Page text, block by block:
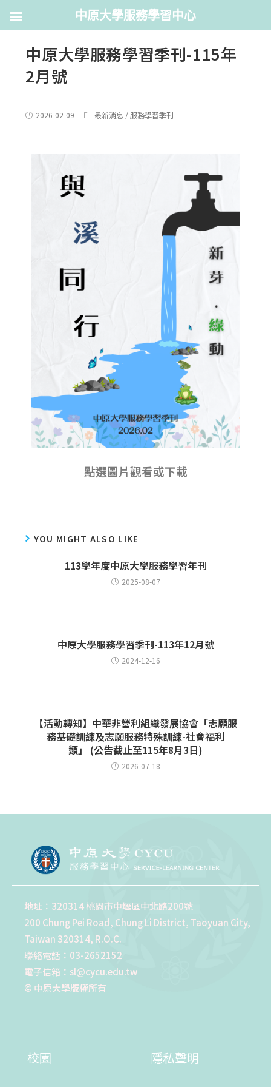
中原大學服務學習季刊-115年
2月號
2026-02-09 最新消息 / 服務學習季刊
點選圖片觀看或下載
YOU MIGHT ALSO LIKE
113學年度中原大學服務學習年刊
2025-08-07
中原大學服務學習季刊-113年12月號
2024-12-16
【活動轉知】中華非營利組織發展協會「志願服
務基礎訓練及志願服務特殊訓練-社會福利
類」 (公告截止至115年8月3日)
2026-07-18
地址：320314 桃園市中壢區中北路200號
200 Chung Pei Road, Chung Li District, Taoyuan City,
Taiwan 320314, R.O.C.
聯絡電話：03-2652152
電子信箱：sl@cycu.edu.tw
© 中原大學版權所有
校園 隱私聲明
中原大學服務學習中心